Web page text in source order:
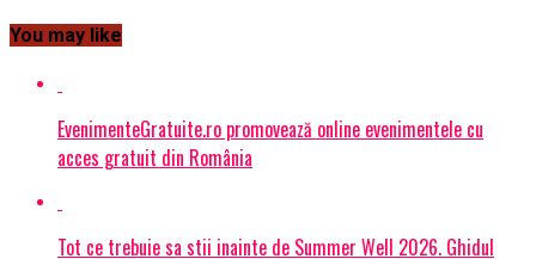
You may like
EvenimenteGratuite.ro promovează online evenimentele cu
acces gratuit din România
Tot ce trebuie sa stii inainte de Summer Well 2026. Ghidul